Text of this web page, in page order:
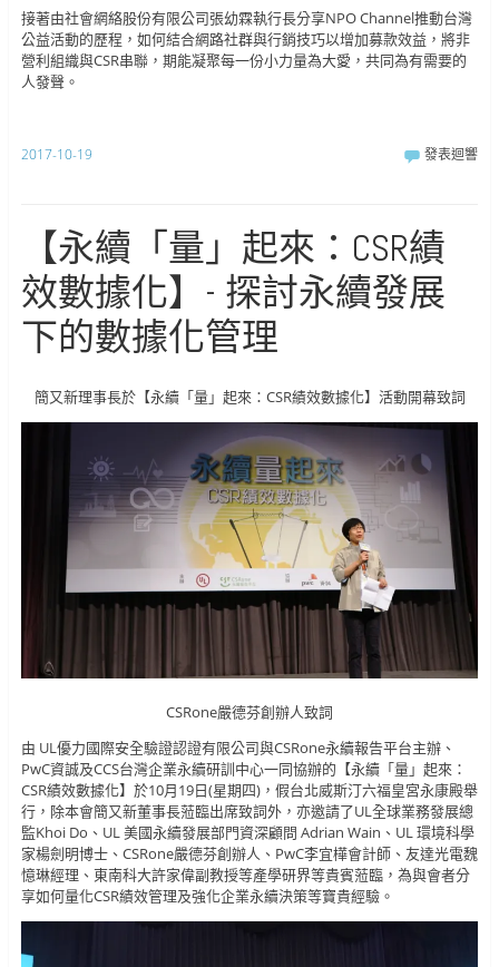
接著由社會網絡股份有限公司張幼霖執行長分享NPO Channel推動台灣
公益活動的歷程，如何結合網路社群與行銷技巧以增加募款效益，將非
營利組織與CSR串聯，期能凝聚每一份小力量為大愛，共同為有需要的
人發聲。
2017-10-19 發表迴響
【永續「量」起來：CSR績
效數據化】- 探討永續發展
下的數據化管理
簡又新理事長於【永續「量」起來：CSR績效數據化】活動開幕致詞
CSRone嚴德芬創辦人致詞
由 UL優力國際安全驗證認證有限公司與CSRone永續報告平台主辦、
PwC資誠及CCS台灣企業永續研訓中心一同協辦的【永續「量」起來：
CSR績效數據化】於10月19日(星期四)，假台北威斯汀六福皇宮永康殿舉
行，除本會簡又新董事長蒞臨出席致詞外，亦邀請了UL全球業務發展總
監Khoi Do、UL 美國永續發展部門資深顧問 Adrian Wain、UL 環境科學
家楊劍明博士、CSRone嚴德芬創辦人、PwC李宜樺會計師、友達光電魏
憶琳經理、東南科大許家偉副教授等產學研界等貴賓蒞臨，為與會者分
享如何量化CSR績效管理及強化企業永續決策等寶貴經驗。